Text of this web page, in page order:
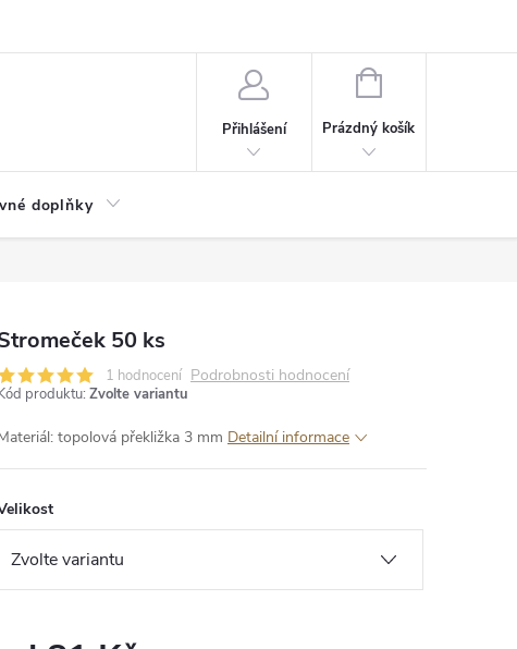
Přihlášení
NÁKUPNÍ
Prázdný košík
doplňky
50 ks
1 hodnocení Podrobnosti hodnocení
produktu: Zvolte variantu
topolová překližka 3 mm Detailní informace